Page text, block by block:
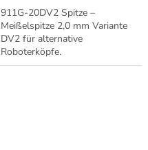
911G-20DV2 Spitze –
Meißelspitze 2,0 mm Variante
DV2 für alternative
Roboterköpfe.